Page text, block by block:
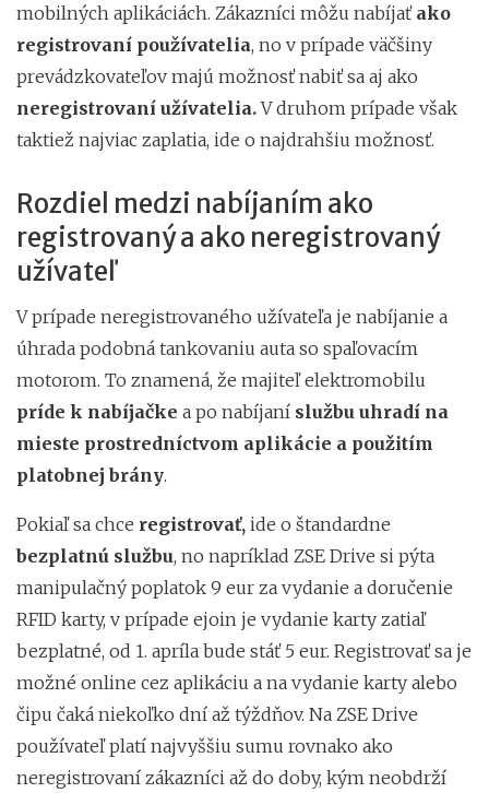
mobilných aplikáciách. Zákazníci môžu nabíjať ako
registrovaní používatelia, no v prípade väčšiny
prevádzkovateľov majú možnosť nabiť sa aj ako
neregistrovaní užívatelia.V druhom prípade však
taktiež najviac zaplatia, ide o najdrahšiu možnosť.
Rozdiel medzi nabíjaním ako
registrovaný a ako neregistrovaný
užívateľ
V prípade neregistrovaného užívateľa je nabíjanie a
úhrada podobná tankovaniu auta so spaľovacím
motorom. To znamená, že majiteľ elektromobilu
príde k nabíjačke a po nabíjaní službu uhradí na
mieste prostredníctvom aplikácie a použitím
platobnej brány.
Pokiaľ sa chce registrovať, ide o štandardne
bezplatnú službu, no napríklad ZSE Drive si pýta
manipulačný poplatok 9 eur za vydanie a doručenie
RFID karty, v prípade ejoin je vydanie karty zatiaľ
bezplatné, od 1. apríla bude stáť 5 eur. Registrovať sa je
možné online cez aplikáciu a na vydanie karty alebo
čipu čaká niekoľko dní až týždňov. Na ZSE Drive
používateľ platí najvyššiu sumu rovnako ako
neregistrovaní zákazníci až do doby, kým neobdrží